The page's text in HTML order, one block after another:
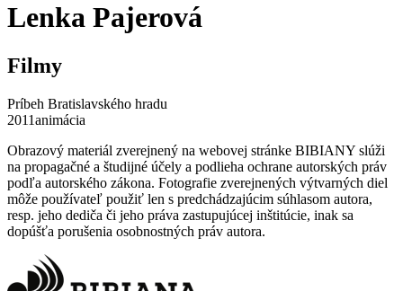
Lenka Pajerová
Filmy
Príbeh Bratislavského hradu
2011animácia
Obrazový materiál zverejnený na webovej stránke BIBIANY slúži
na propagačné a študijné účely a podlieha ochrane autorských práv
podľa autorského zákona. Fotografie zverejnených výtvarných diel
môže používateľ použiť len s predchádzajúcim súhlasom autora,
resp. jeho dediča či jeho práva zastupujúcej inštitúcie, inak sa
dopúšťa porušenia osobnostných práv autora.